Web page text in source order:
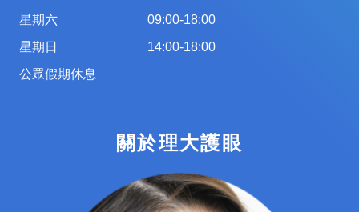
星期六
星期日
公眾假期休息
09:00-18:00
14:00-18:00
關於理大護眼